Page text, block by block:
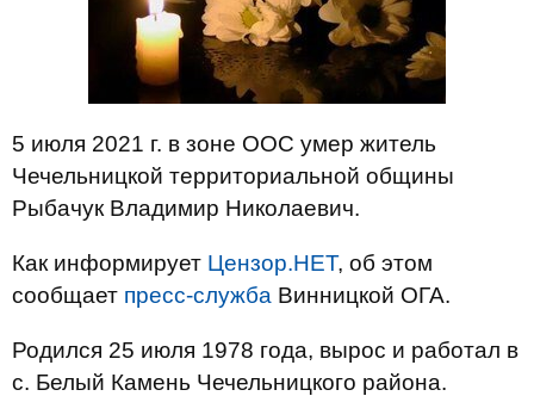
5 июля 2021 г. в зоне ООС умер житель
Чечельницкой территориальной общины
Рыбачук Владимир Николаевич.
Как информирует Цензор.НЕТ, об этом
сообщает пресс-служба Винницкой ОГА.
Родился 25 июля 1978 года, вырос и работал в
с. Белый Камень Чечельницкого района.